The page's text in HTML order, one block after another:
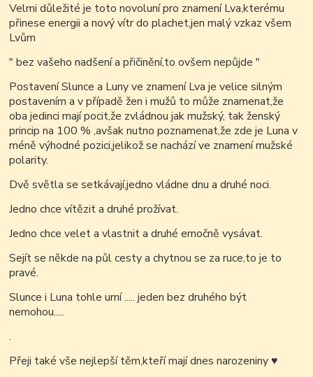
Velmi důležité je toto novoluní pro znamení Lva,kterému
přinese energii a nový vítr do plachet,jen malý vzkaz všem
Lvům
" bez vašeho nadšení a přičinění,to ovšem nepůjde "
Postavení Slunce a Luny ve znamení Lva je velice silným
postavením a v případě žen i mužů to může znamenat,že
oba jedinci mají pocit,že zvládnou jak mužský, tak ženský
princip na 100 % ,avšak nutno poznamenat,že zde je Luna v
méně výhodné pozici,jelikož se nachází ve znamení mužské
polarity.
Dvě světla se setkávají,jedno vládne dnu a druhé noci.
Jedno chce vítězit a druhé prožívat.
Jedno chce velet a vlastnit a druhé emočně vysávat.
Sejít se někde na půl cesty a chytnou se za ruce,to je to
pravé.
Slunce i Luna tohle umí ..... jeden bez druhého být
nemohou.....
.
Přeji také vše nejlepší těm,kteří mají dnes narozeniny♥